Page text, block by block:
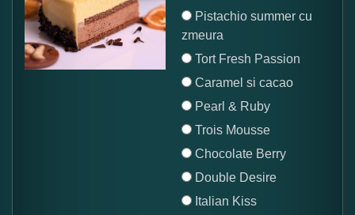
Pistachio summer cu
zmeura
Tort Fresh Passion
Caramel si cacao
Pearl & Ruby
Trois Mousse
Chocolate Berry
Double Desire
Italian Kiss